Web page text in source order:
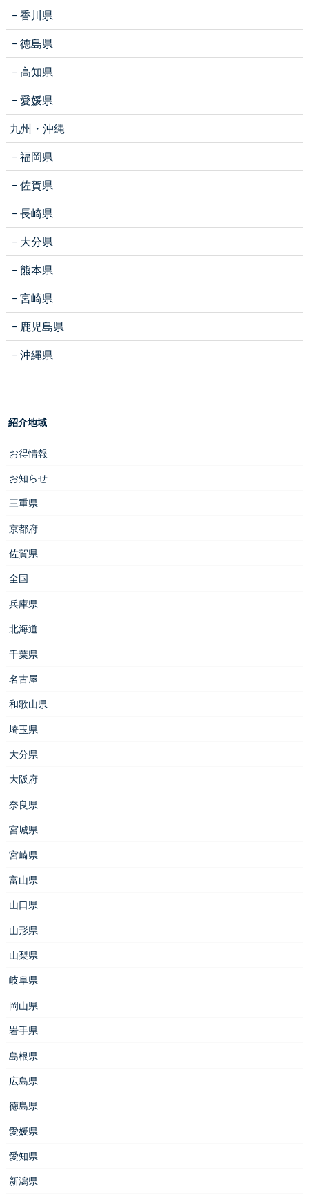
香川県
徳島県
高知県
愛媛県
九州・沖縄
福岡県
佐賀県
長崎県
大分県
熊本県
宮崎県
鹿児島県
沖縄県
紹介地域
お得情報
お知らせ
三重県
京都府
佐賀県
全国
兵庫県
北海道
千葉県
名古屋
和歌山県
埼玉県
大分県
大阪府
奈良県
宮城県
宮崎県
富山県
山口県
山形県
山梨県
岐阜県
岡山県
岩手県
島根県
広島県
徳島県
愛媛県
愛知県
新潟県